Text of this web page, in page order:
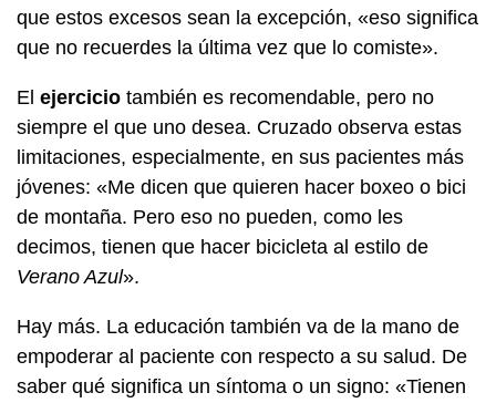
que estos excesos sean la excepción, «eso significa
que no recuerdes la última vez que lo comiste».
El ejercicio también es recomendable, pero no
siempre el que uno desea. Cruzado observa estas
limitaciones, especialmente, en sus pacientes más
jóvenes: «Me dicen que quieren hacer boxeo o bici
de montaña. Pero eso no pueden, como les
decimos, tienen que hacer bicicleta al estilo de
Verano Azul».
Hay más. La educación también va de la mano de
empoderar al paciente con respecto a su salud. De
saber qué significa un síntoma o un signo: «Tienen